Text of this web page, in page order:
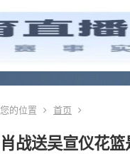
您的位置 首页
肖战送吴宣仪花